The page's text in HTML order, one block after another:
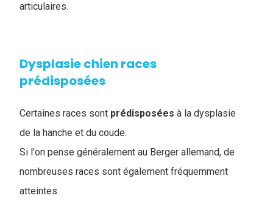
articulaires.
Dysplasie chien races
prédisposées
Certaines races sont prédisposées à la dysplasie
de la hanche et du coude.
Si l'on pense généralement au Berger allemand, de
nombreuses races sont également fréquemment
atteintes.